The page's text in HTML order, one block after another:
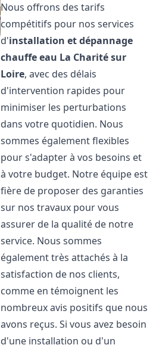
Nous offrons des tarifs
compétitifs pour nos services
d'installation et dépannage
chauffe eau La Charité sur
Loire, avec des délais
d'intervention rapides pour
minimiser les perturbations
dans votre quotidien. Nous
sommes également flexibles
pour s'adapter à vos besoins et
à votre budget. Notre équipe est
fière de proposer des garanties
sur nos travaux pour vous
assurer de la qualité de notre
service. Nous sommes
également très attachés à la
satisfaction de nos clients,
comme en témoignent les
nombreux avis positifs que nous
avons reçus. Si vous avez besoin
d'une installation ou d'un